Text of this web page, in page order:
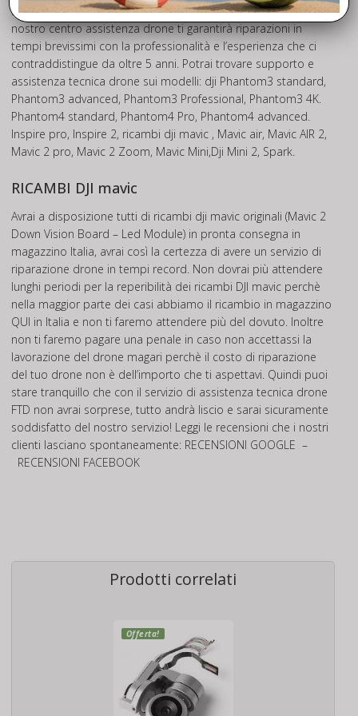
sostituzione del Mavic 2 Down Vision Board – Led Module. Il
nostro centro assistenza drone ti garantirà riparazioni in
tempi brevissimi con la professionalità e l’esperienza che ci
contraddistingue da oltre 5 anni. Potrai trovare supporto e
assistenza tecnica drone sui modelli: dji Phantom3 standard,
Phantom3 advanced, Phantom3 Professional, Phantom3 4K.
Phantom4 standard, Phantom4 Pro, Phantom4 advanced.
Inspire pro, Inspire 2, ricambi dji mavic , Mavic air, Mavic AIR 2,
Mavic 2 pro, Mavic 2 Zoom, Mavic Mini,Dji Mini 2, Spark.
RICAMBI DJI mavic
Avrai a disposizione tutti di ricambi dji mavic originali (Mavic 2
Down Vision Board – Led Module) in pronta consegna in
magazzino Italia, avrai così la certezza di avere un servizio di
riparazione drone in tempi record. Non dovrai più attendere
lunghi periodi per la reperibilità dei ricambi DJI mavic perchè
nella maggior parte dei casi abbiamo il ricambio in magazzino
QUI in Italia e non ti faremo attendere più del dovuto. Inoltre
non ti faremo pagare una penale in caso non accettassi la
lavorazione del drone magari perchè il costo di riparazione
del tuo drone non è dell’importo che ti aspettavi. Quindi puoi
stare tranquillo che con il servizio di assistenza tecnica drone
FTD non avrai sorprese, tutto andrà liscio e sarai sicuramente
soddisfatto del nostro servizio! Leggi le recensioni che i nostri
clienti lasciano spontaneamente: RECENSIONI GOOGLE –
RECENSIONI FACEBOOK
Prodotti correlati
Offerta!